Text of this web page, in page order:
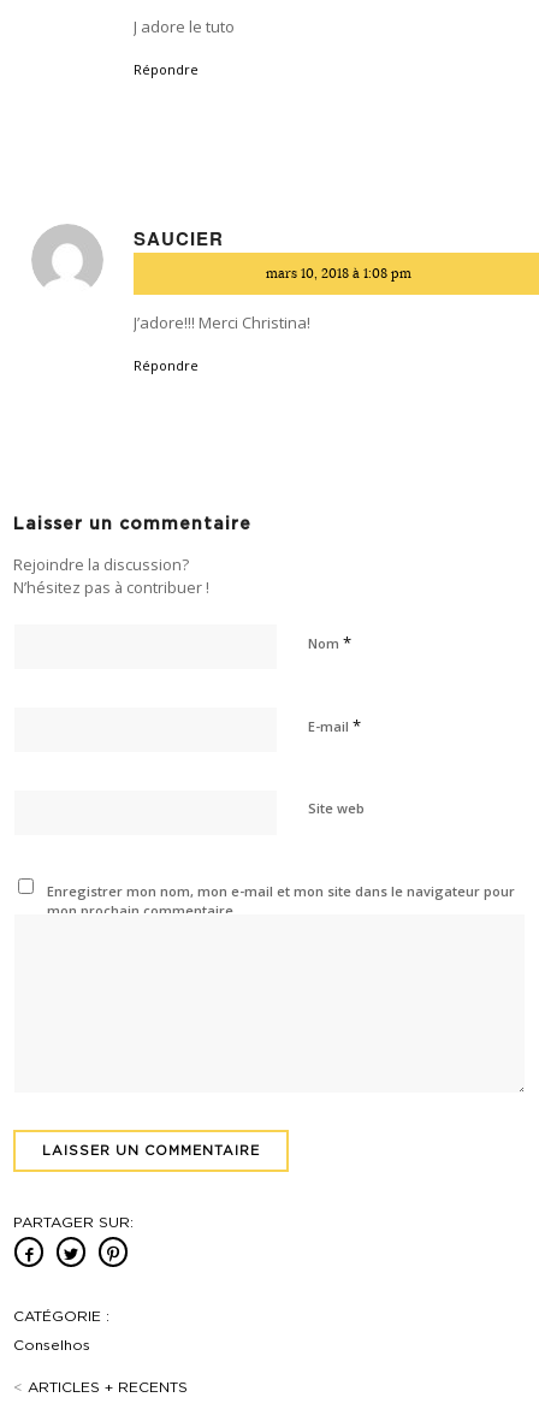
J adore le tuto
Répondre
SAUCIER
:
mars 10, 2018 à 1:08 pm
J’adore!!! Merci Christina!
Répondre
Laisser un commentaire
Rejoindre la discussion?
N’hésitez pas à contribuer !
Nom*
E-mail*
Site web
Enregistrer mon nom, mon e-mail et mon site dans le navigateur pour
mon prochain commentaire.
PARTAGER SUR:
CATÉGORIE :
Conselhos
< ARTICLES + RECENTS